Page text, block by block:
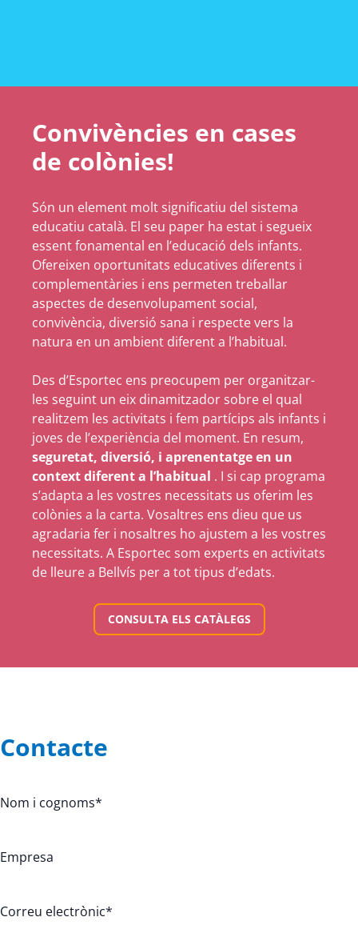
Convivències en cases
de colònies!
Són un element molt significatiu del sistema
educatiu català. El seu paper ha estat i segueix
essent fonamental en l’educació dels infants.
Ofereixen oportunitats educatives diferents i
complementàries i ens permeten treballar
aspectes de desenvolupament social,
convivència, diversió sana i respecte vers la
natura en un ambient diferent a l’habitual.
Des d’Esportec ens preocupem per organitzar-
les seguint un eix dinamitzador sobre el qual
realitzem les activitats i fem partícips als infants i
joves de l’experiència del moment. En resum,
seguretat, diversió, i aprenentatge en un
context diferent a l’habitual . I si cap programa
s’adapta a les vostres necessitats us oferim les
colònies a la carta. Vosaltres ens dieu que us
agradaria fer i nosaltres ho ajustem a les vostres
necessitats. A Esportec som experts en activitats
de lleure a Bellvís per a tot tipus d’edats.
CONSULTA ELS CATÀLEGS
Contacte
Nom i cognoms*
Empresa
Correu electrònic*